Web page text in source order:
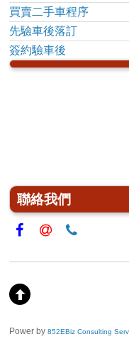
買賣二手車程序
先驗車後落訂
簽約驗車後
聯絡我們
Power by852EBiz Consulting